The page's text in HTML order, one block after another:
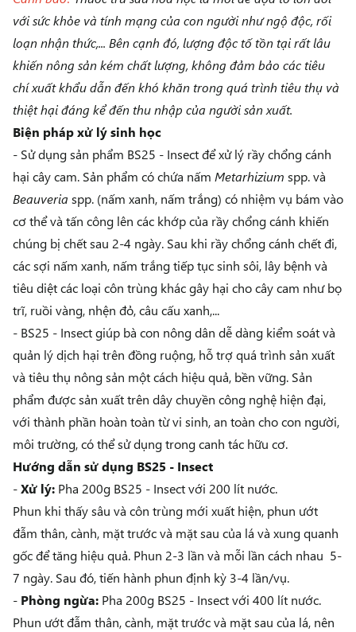
với sức khỏe và tính mạng của con người như ngộ độc, rối
loạn nhận thức,... Bên cạnh đó, lượng độc tố tồn tại rất lâu
khiến nông sản kém chất lượng, không đảm bảo các tiêu
chí xuất khẩu dẫn đến khó khăn trong quá trình tiêu thụ và
thiệt hại đáng kể đến thu nhập của người sản xuất.
Biện pháp xử lý sinh học
- Sử dụng sản phẩm BS25 - Insectđể xử lý rầy chổng cánh
hại cây cam. Sản phẩm có chứa nấm Metarhizium spp. và
Beauveria spp. (nấm xanh, nấm trắng) có nhiệm vụ bám vào
cơ thể và tấn công lên các khớp của rầy chổng cánh khiến
chúng bị chết sau 2-4 ngày. Sau khi rầy chổng cánh chết đi,
các sợi nấm xanh, nấm trắng tiếp tục sinh sôi, lây bệnh và
tiêu diệt các loại côn trùng khác gây hại cho cây cam như bọ
trĩ, ruồi vàng, nhện đỏ, câu cấu xanh,...
- BS25 - Insect giúp bà con nông dân dễ dàng kiểm soát và
quản lý dịch hại trên đồng ruộng, hỗ trợ quá trình sản xuất
và tiêu thụ nông sản một cách hiệu quả, bền vững. Sản
phẩm được sản xuất trên dây chuyền công nghệ hiện đại,
với thành phần hoàn toàn từ vi sinh, an toàn cho con người,
môi trường, có thể sử dụng trong canh tác hữu cơ.
Hướng dẫn sử dụng BS25 - Insect
-Xử lý: Pha 200g BS25 - Insect với 200 lít nước.
Phun khi thấy sâu và côn trùng mới xuất hiện, phun ướt
đẫm thân, cành, mặt trước và mặt sau của lá và xung quanh
gốc để tăng hiệu quả. Phun 2-3 lần và mỗi lần cách nhau 5-
7 ngày. Sau đó, tiến hành phun định kỳ 3-4 lần/vụ.
- Phòng ngừa: Pha 200g BS25 - Insect với 400 lít nước.
Phun ướt đẫm thân, cành, mặt trước và mặt sau của lá, nên